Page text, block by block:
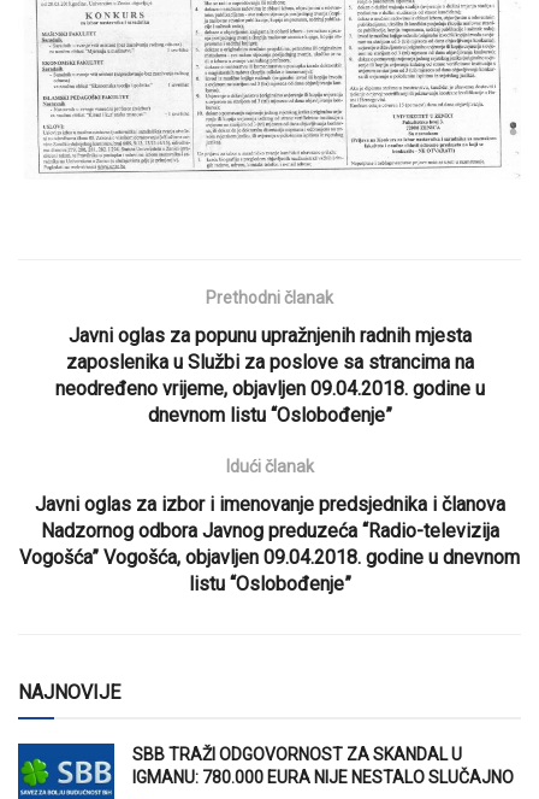
Prethodni članak
Javni oglas za popunu upražnjenih radnih mjesta
zaposlenika u Službi za poslove sa strancima na
neodređeno vrijeme, objavljen 09.04.2018. godine u
dnevnom listu “Oslobođenje”
Idući članak
Javni oglas za izbor i imenovanje predsjednika i članova
Nadzornog odbora Javnog preduzeća “Radio-televizija
Vogošća” Vogošća, objavljen 09.04.2018. godine u dnevnom
listu “Oslobođenje”
NAJNOVIJE
SBB TRAŽI ODGOVORNOST ZA SKANDAL U
IGMANU: 780.000 EURA NIJE NESTALO SLUČAJNO